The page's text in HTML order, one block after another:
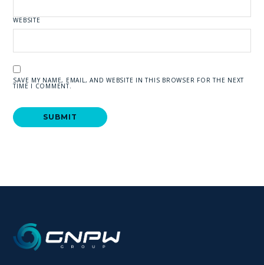
WEBSITE
SAVE MY NAME, EMAIL, AND WEBSITE IN THIS BROWSER FOR THE NEXT
TIME I COMMENT.